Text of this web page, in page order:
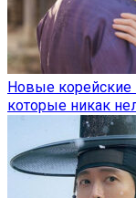
Новые корейские
которые никак